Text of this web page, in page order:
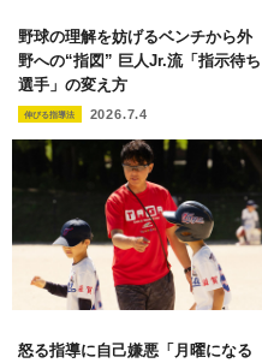
野球の理解を妨げるベンチから外
野への“指図” 巨人Jr.流「指示待ち
選手」の変え方
伸びる指導法 2026.7.4
怒る指導に自己嫌悪「月曜になる